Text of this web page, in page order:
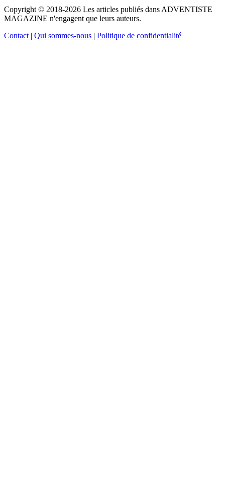
Copyright © 2018-2026 Les articles publiés dans ADVENTISTE
MAGAZINE n'engagent que leurs auteurs.
Contact | Qui sommes-nous | Politique de confidentialité